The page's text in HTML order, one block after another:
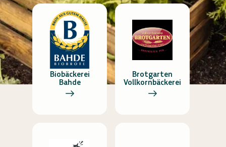
Biobäckerei
Bahde
Brotgarten
Vollkornbäckerei